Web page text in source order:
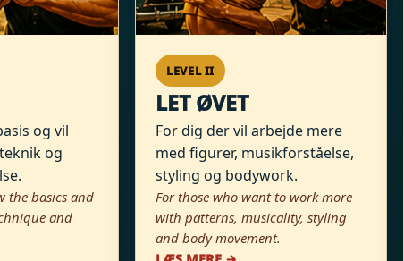
og vil
og
the basics and
and
LEVEL II
LET ØVET
For dig der vil arbejde mere
med figurer, musikforståelse,
styling og bodywork.
For those who want to work more
with patterns, musicality, styling
and body movement.